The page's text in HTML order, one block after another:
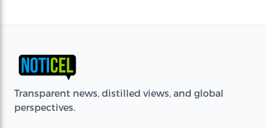
Transparent news, distilled views, and global
perspectives.